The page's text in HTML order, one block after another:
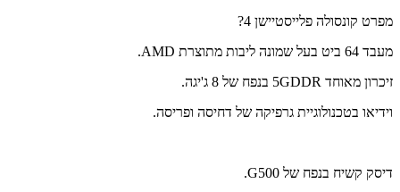
מפרט קונסולה פלייסטיישן 4?
מעבד 64 ביט בעל שמונה ליבות מתוצרת AMD.
זיכרון מאוחד 5GDDR בנפח של 8 ג'יגה.
וידיאו בטכנולוגיית גרפיקה של דחיסה ופריסה.
דיסק קשיח בנפח של G500.